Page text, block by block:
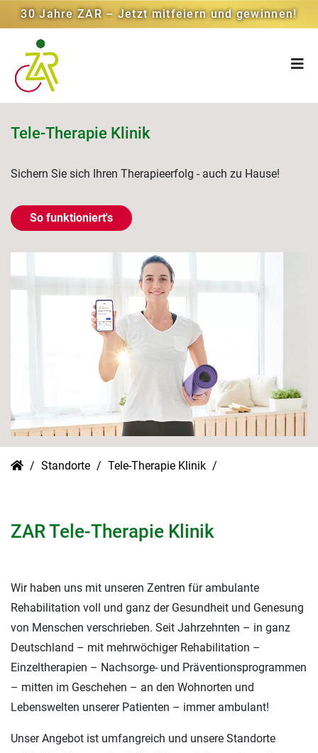
30 Jahre ZAR – Jetzt mitfeiern und gewinnen!
Tele-Therapie Klinik
Sichern Sie sich Ihren Therapieerfolg - auch zu Hause!
So funktioniert's
Standorte Tele-Therapie Klinik
ZAR Tele-Therapie Klinik
Wir haben uns mit unseren Zentren für ambulante
Rehabilitation voll und ganz der Gesundheit und Genesung
von Menschen verschrieben. Seit Jahrzehnten – in ganz
Deutschland – mit mehrwöchiger Rehabilitation –
Einzeltherapien – Nachsorge- und Präventionsprogrammen
– mitten im Geschehen – an den Wohnorten und
Lebenswelten unserer Patienten – immer ambulant!
Unser Angebot ist umfangreich und unsere Standorte